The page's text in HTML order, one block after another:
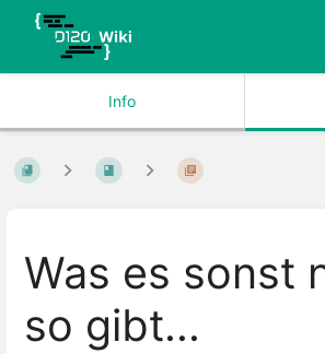
Info
Was es sonst
so gibt...